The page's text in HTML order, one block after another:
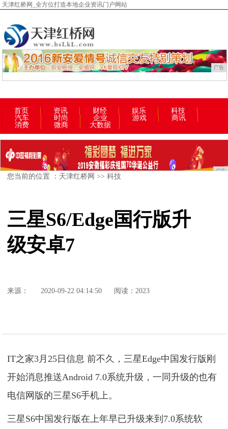
天津红桥网_全方位打造本地企业资讯门户网站
广告
首页 资讯 财经 娱乐
科技
汽车
时尚 企业 游戏
商讯
消费
微商 大数据
广告
您当前的位置 ： 天津红桥网 >>科技
三星S6/Edge国行版升
级安卓7
来源： 2020-09-22 04:14:50 阅读：2023
IT之家3月25日信息 前不久，三星Edge中国发行版刚
开始消息推送Android 7.0系统升级，一同升级的也有
电信网版的三星S6手机上。
三星S6中国发行版在上年早已升级来到7.0系统软